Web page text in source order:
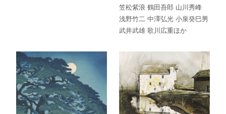
笠松紫浪 鶴田吾郎 山川秀峰
浅野竹二 中澤弘光 小泉癸巳男
武井武雄 歌川広重ほか